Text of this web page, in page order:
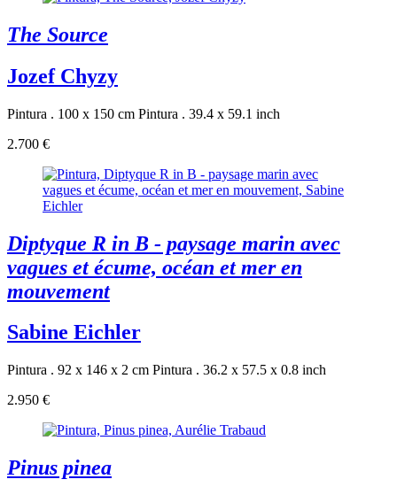
The Source
Jozef Chyzy
Pintura . 100 x 150 cm Pintura . 39.4 x 59.1 inch
2.700 €
Diptyque R in B - paysage marin avec
vagues et écume, océan et mer en
mouvement
Sabine Eichler
Pintura . 92 x 146 x 2 cm Pintura . 36.2 x 57.5 x 0.8 inch
2.950 €
Pinus pinea